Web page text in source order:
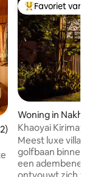
beoordeling
Topfavoriet van
Favoriet van
Woning in
ma
Khaoyai Kirimaya
Villa (B04)
Meest luxe villa in
golfbaan binnen
een